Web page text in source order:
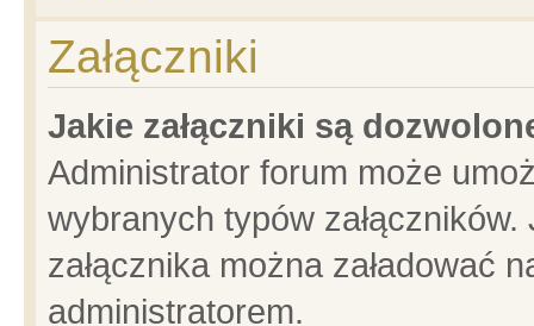
Załączniki
Jakie załączniki są
Administrator forum może
wybranych typów
załącznika można załadować
administratorem.